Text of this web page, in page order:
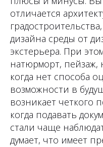
отличается
дизайна среды от
экстерьера. При
натюрморт, пейзаж,
когда нет способа
возможности в
возникает четкого
когда подавать
стали чаще
думает, что имеет